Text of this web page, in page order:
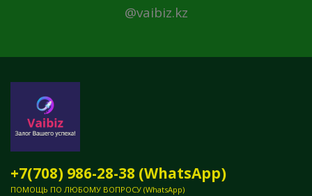
@vaibiz.kz
+7(708) 986-28-38 (WhatsApp)
ПОМОЩЬ ПО ЛЮБОМУ ВОПРОСУ (WhatsApp)